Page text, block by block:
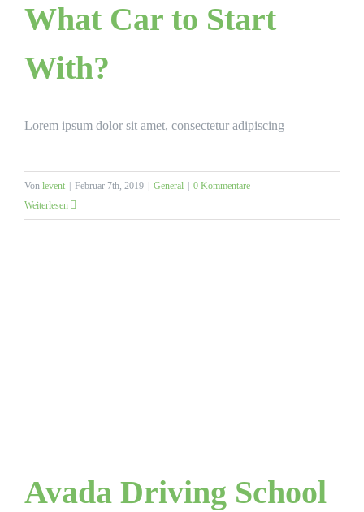
What Car to Start
With?
Lorem ipsum dolor sit amet, consectetur adipiscing
Von levent Februar 7th, 2019 General
0 Kommentare
Weiterlesen
Avada Driving School